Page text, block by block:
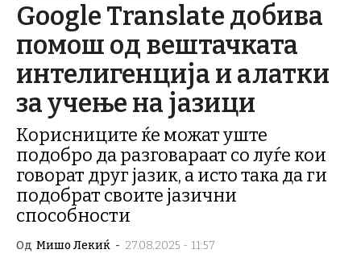
Google Translate добива
помош од вештачката
интелигенција и алатки
за учење на јазици
Корисниците ќе можат уште
подобро да разговараат со луѓе кои
говорат друг јазик, а исто така да ги
подобрат своите јазични
способности
Од Мишо Лекиќ - 27.08.2025 - 11:57